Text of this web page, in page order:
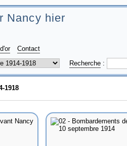
Nancy hier
Contact
Recherche :
1918